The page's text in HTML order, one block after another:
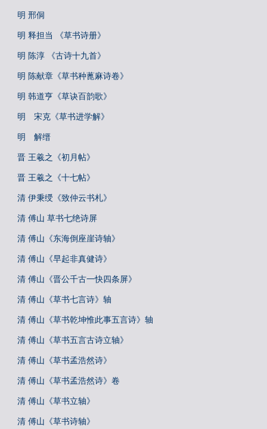
明 邢侗
明 释担当 《草书诗册》
明 陈淳 《古诗十九首》
明 陈献章《草书种蓖麻诗卷》
明 韩道亨《草诀百韵歌》
明 宋克《草书进学解》
明 解缙
晋 王羲之《初月帖》
晋 王羲之《十七帖》
清 伊秉绶《致仲云书札》
清 傅山 草书七绝诗屏
清 傅山《东海倒座崖诗轴》
清 傅山《早起非真健诗》
清 傅山《晋公千古一快四条屏》
清 傅山《草书七言诗》轴
清 傅山《草书乾坤惟此事五言诗》轴
清 傅山《草书五言古诗立轴》
清 傅山《草书孟浩然诗》
清 傅山《草书孟浩然诗》卷
清 傅山《草书立轴》
清 傅山《草书诗轴》